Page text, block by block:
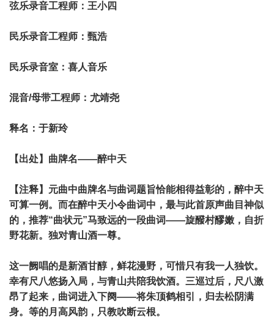
弦乐录音工程师：王小四
民乐录音工程师：甄浩
民乐录音室：喜人音乐
混音/母带工程师：尤靖尧
释名：于新玲
【出处】曲牌名——醉中天
【注释】元曲中曲牌名与曲词题旨恰能相得益彰的，醉中天
可算一例。而在醉中天小令曲词中，最与此首原声曲目神似
的，推荐“曲状元”马致远的一段曲词——旋醱村醪嫩，自折
野花新。独对青山酒一尊。
这一阙唱的是新酒甘醇，鲜花漫野，可惜只有我一人独饮。
幸有尺八悠扬入局，与青山共陪我饮酒。三巡过后，尺八激
昂了起来，曲词进入下阕——将朱顶鹤相引，归去松阴满
身。等的月高风韵，只教吹断云根。